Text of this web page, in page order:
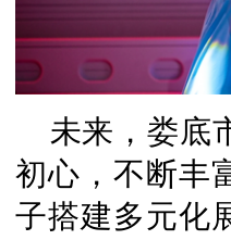
未来，娄底
初心，不断丰
子搭建多元化